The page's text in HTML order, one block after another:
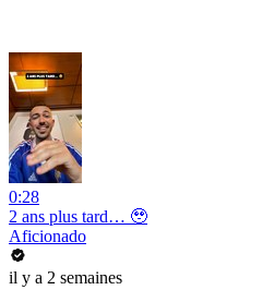
0:28
2 ans plus tard… 🥹
Aficionado
il y a 2 semaines